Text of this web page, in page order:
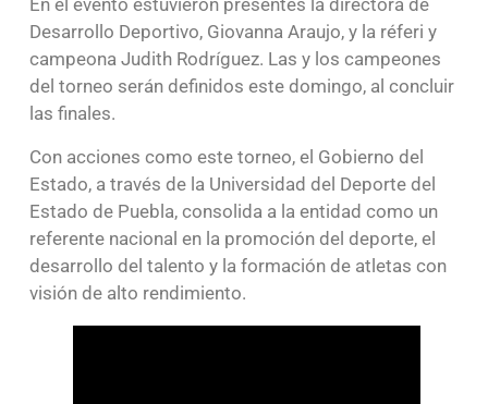
En el evento estuvieron presentes la directora de
Desarrollo Deportivo, Giovanna Araujo, y la réferi y
campeona Judith Rodríguez. Las y los campeones
del torneo serán definidos este domingo, al concluir
las finales.
Con acciones como este torneo, el Gobierno del
Estado, a través de la Universidad del Deporte del
Estado de Puebla, consolida a la entidad como un
referente nacional en la promoción del deporte, el
desarrollo del talento y la formación de atletas con
visión de alto rendimiento.